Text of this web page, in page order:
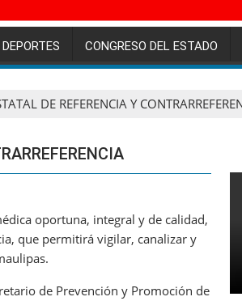
DEPORTES CONGRESO DEL ESTADO
DE REFERENCIA Y
oportuna, integral y de calidad,
que permitirá vigilar, canalizar y
de Prevención y Promoción de